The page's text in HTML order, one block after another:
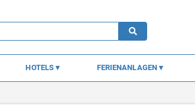
HOTELS FERIENANLAGEN